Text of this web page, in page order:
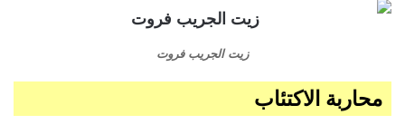
زيت الجريب فروت
محاربة الاكتئاب